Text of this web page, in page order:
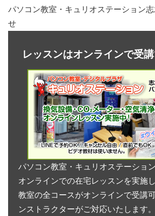
パソコン教室・キュリオステーション
せ
レッスンはオンラインで受
パソコン教室・キュリオステーショ
オンラインでの在宅レッスンを実施
教室の全コースがオンラインで受講
ンストラクターがご対応いたします。